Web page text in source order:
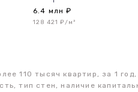
6.4 млн ₽
128 421 ₽/м²
110 тысяч квартир, за 1
тип стен, наличие